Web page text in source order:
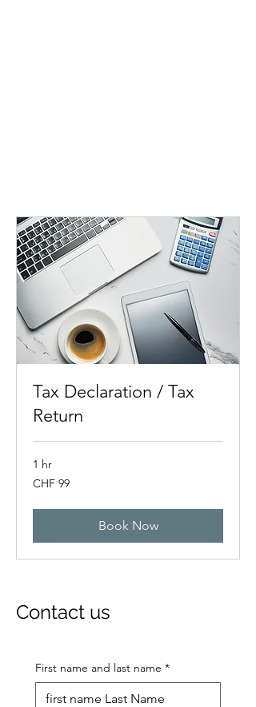
Tax Declaration / Tax
Return
1 hr
99
Swiss
CHF 99
Book Now
Contact us
First name and last name *